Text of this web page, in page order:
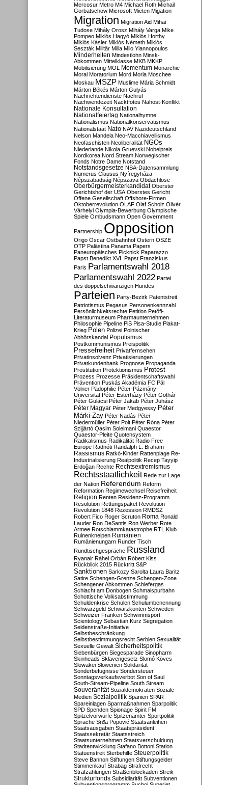
Mercosur Metro M4 Michael Roth Michail
Gorbatschow Microsoft Mieten Migation
Migration Migration Aid Mihai
Tudose Mihály Orosz Mihály Varga Mike
Pompeo Miklós Hagyó Miklós Horthy
Miklós Kásler Miklós Németh Miklós
Seszták Militär Milla Milo Yiannopoulos
Minderheiten Mindestlohn Minsk-
Abkommen Mittelklasse MKB MKKP
Mobilisierung MOL Momentum Monarchie
Moral Moratorium Mord Moria Moschee
Moskau MSZP Muslime Mária Schmidt
Márton Békés Márton Gulyás
Nachrichtendienste Nachruf
Nachwendezeit Nacktfotos Nahost-Konflikt
Nationale Konsultation
Nationalfeiertag Nationalhymne
Nationalismus Nationalkonservatismus
Nationalstaat Nato NAV Nazideutschland
Nelson Mandela Neo-Macchiavellismus
Neofaschisten Neoliberalität NGOs
Niederlande Nikola Gruevski Nobelpreis
Nordkorea Nord Stream Norwegischer
Fonds Notre Dame Notstand
Notstandsgesetze NSA-Datensammlung
Numerus Clausus Nyíregyháza
Népszabadság Népszava Obdachlose
Oberbürgermeisterkandidat Oberster
Gerichtshof der USA Oberstes Gericht
Offene Gesellschaft Offshore-Firmen
Oktoberrevolution OLAF Olaf Scholz Olivér
Várhelyi Olympia-Bewerbung Olympische
Spiele Ombudsmann Open Government
Partnership Opposition
Origo Oscar Ostbahnhof Ostern OSZE
OTP Palästina Panama Papers
Paneuropäisches Picknick Paparazzo
Papst Benedikt XVI. Papst Franziskus
Paris Parlamentswahl 2018
Parlamentswahl 2022 Partei
des doppelschwänzigen Hundes
Parteien Party-Bezirk Patentstreit
Patriotismus Pegasus Personenkennzahl
Persönlichkeitsrechte Petition Petőfi-
Literaturmuseum Pharmaunternehmen
Philosophie Pipeline PiS Pisa-Studie Plakat-
Krieg Polen Polizei Polnischer
Abhörskandal Populismus
Postkommunismus Preispolitik
Pressefreiheit Privatfernsehen
Privatinsolvenz Privatisierungen
Privatkundenbank Prognose Propaganda
Prostitution Protektionismus Protest
Prozess Prozesse Präsidentschaftswahl
Prävention Puskás Akadémia FC Pál
Völner Pädophilie Péter-Pázmány-
Universität Péter Esterházy Péter Gothár
Péter Gulácsi Péter Jakab Péter Juhász
Péter Magyar Péter Medgyessy Péter
Márki-Zay Péter Nadás Péter
Niedermüller Péter Polt Péter Róna Péter
Szijjártó Qasim Soleimani Quaestor
Quaestor-Pleite Quotensystem
Radikalismus Radikalität Radio Free
Europe Radnóti Randalph L. Braham
Rassismus Ratkó-Kinder Rattenplage Re-
Industrialisierung Realpolitik Recep Tayyip
Erdoğan Rechte Rechtsextremismus
Rechtsstaatlichkeit Rede zur Lage
der Nation Referendum Reform
Reformation Regimewechsel Reisefreiheit
Religion Renten Residenz-Programm
Resolution Rettungspaket Revolution
Revolution 1848 Rezession RMDSZ
Robert Fico Roger Scruton Roma Ronald
Lauder Ron DeSantis Ron Werber Rote
Armee Rotschlammkatastrophe RTL Klub
Ruinenkneipen Rumänien
Rumänienungarn Runder Tisch
Rundtischgespräche Russland
Ryanair Ráhel Orbán Róbert Kiss
Rückblick 2015 Rücktritt S&P
Sanktionen Sarkozy Sarolta Laura Baritz
Satire Schengen-Grenze Schengen-Zone
Schengener Abkommen Schiefergas
Schlacht am Donbogen Schmalspurbahn
Schottische Volksabstimmung
Schuldenkrise Schulen Schulumbenennung
Schwarzgeld Schwarzkonten Schweden
Schweizer Franken Schwimmsport
Scientology Sebastian Kurz Segregation
Seidenstraße-Initiative
Selbstbeschränkung
Selbstbestimmungsrecht Serbien Sexualität
Sexuelle Gewalt Sicherheitspolitik
Siebenbürgen Siegesparade Sinopharm
Skinheads Sklavengesetz Slomó Köves
Slowakei Slowenien Solidarität
Sonderbefugnisse Sondersteuer
Sonntagsverkaufsverbot Son of Saul
South-Stream-Pipeline South Stream
Souveränität Sozialdemokraten Soziale
Medien Sozialpolitik Spanien SPAR
Spareinlagen Sparmaßnahmen Sparpolitik
SPD Spenden Spionage Spirit FM
Spitzelvorwürfe Spitzenämter Sportpolitik
Sprache Srđa Popović Staatsanleihen
Staatsausgaben Staatspräsident
Staatssekretär Staatsstreich
Staatsunternehmen Staatsverschuldung
Stadtentwicklung Stafano Bottoni Station
Statuenstreit Sterbehilfe Steuerpolitik
Steve Bannon Stiftungen Stiftungsgelder
Stimmenkauf Strabag Strafrecht
Strafzahlungen Straßenblockaden Streik
Strukturfonds Subsidiarität Subventionen